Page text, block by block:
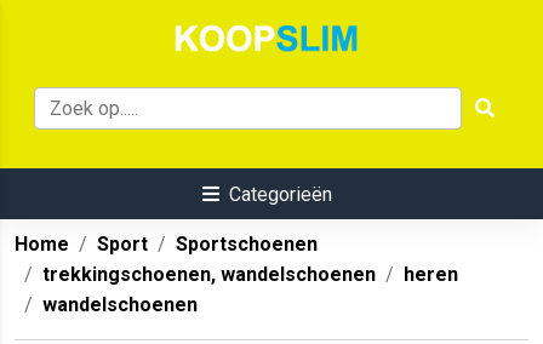
Categorieën
Home Sport
Sportschoenen
trekkingschoenen, wandelschoenen
heren
wandelschoenen